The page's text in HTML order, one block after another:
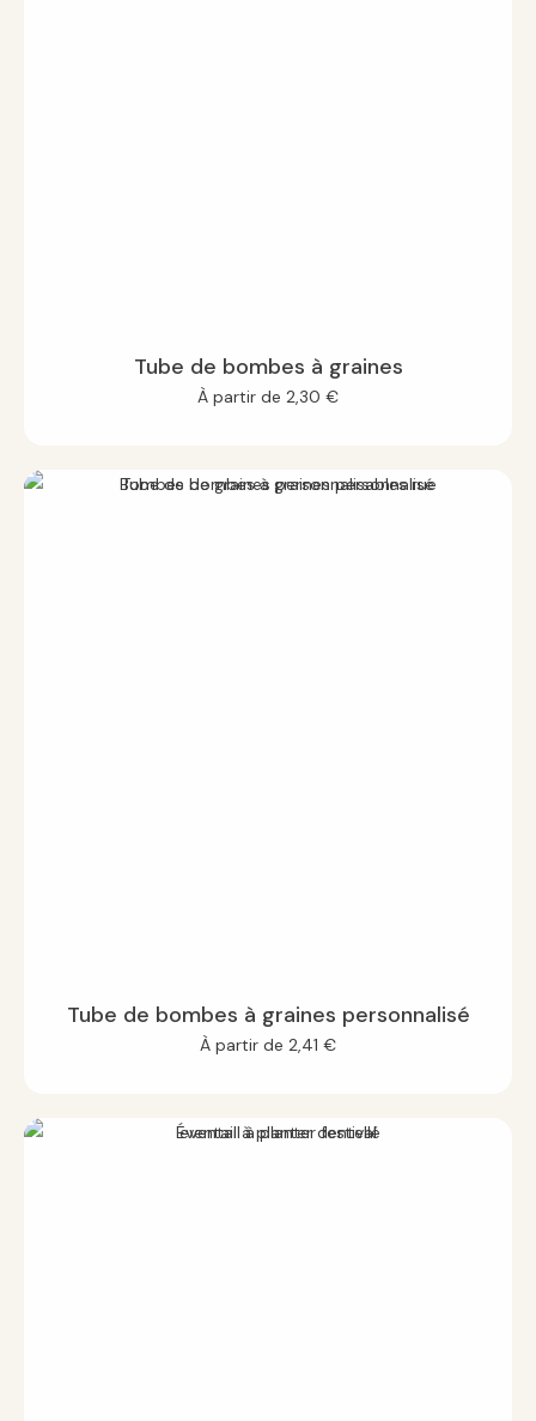
Tube de bombes à graines
À partir de 2,30 €
Tube de bombes à graines personnalisé
À partir de 2,41 €